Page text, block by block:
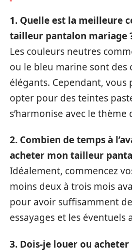
1. Quelle est la meilleure
tailleur pantalon mariage
Les couleurs neutres
ou le bleu marine sont des
élégants. Cependant,
opter pour des teintes
s’harmonise avec le thème
2. Combien de temps à
acheter mon tailleur
Idéalement, commencez
moins deux à trois mois
pour avoir suffisamment
essayages et les éventuels
3. Dois-je louer ou